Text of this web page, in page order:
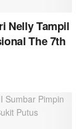
Nelly Tampil
The 7th